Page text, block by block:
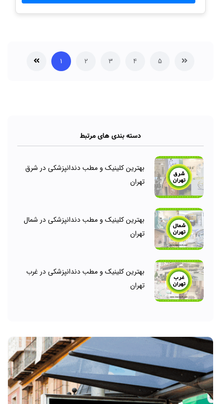
۵ ۴ ۳ ۲ ۱
دسته بندی های مرتبط
بهترین کلینیک و مطب دندانپزشکی در شرق
تهران
بهترین کلینیک و مطب دندانپزشکی در شمال
تهران
بهترین کلینیک و مطب دندانپزشکی در غرب
تهران